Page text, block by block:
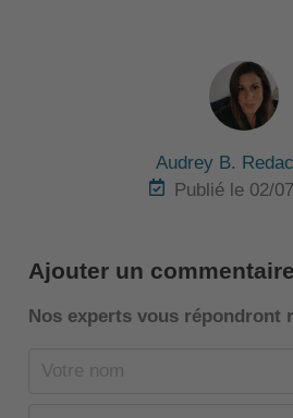
Audrey B.
Publié le 02/
Ajouter un commentaire
Nos experts vous répondront